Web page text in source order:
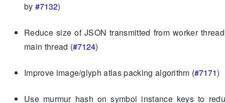
by #7132)
Reduce size of JSON transmitted from worker
main thread (#7124)
Improve image/glyph atlas packing algorithm (#7171)
Use murmur hash on symbol instance keys to